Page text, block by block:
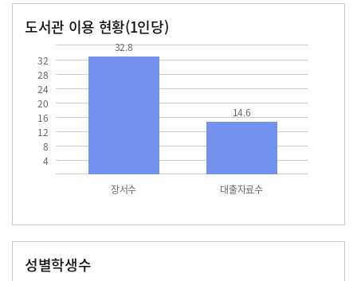
도서관 이용 현황(1인당)
4
8
12
16
20
24
28
32
장서수 대출자료수
32.8
14.6
성별학생수